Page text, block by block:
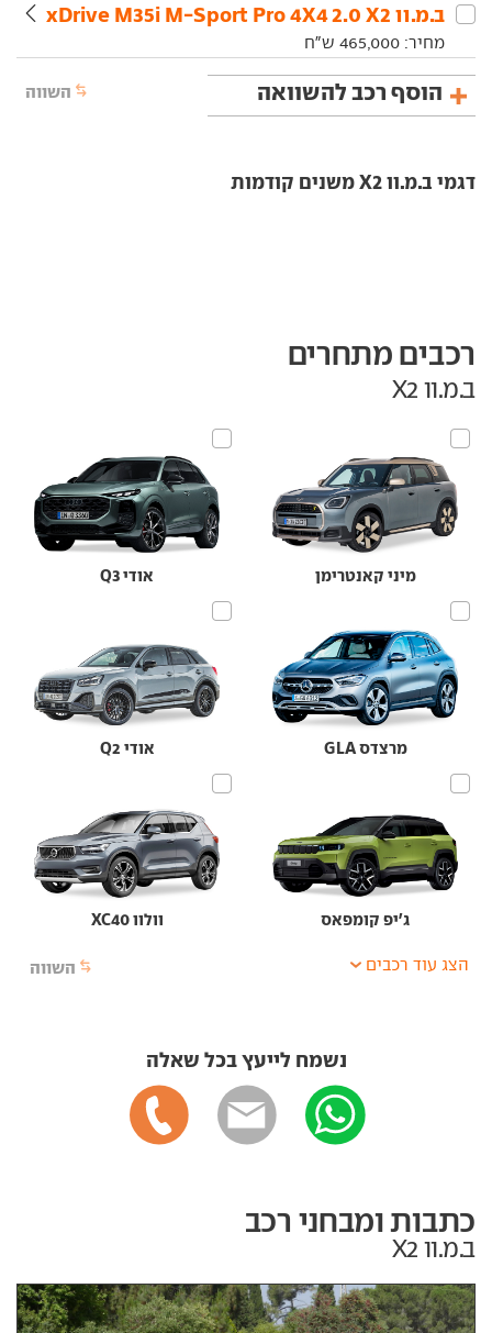
ב.מ.וו‏ X2‏ 2.0 xDrive M35i M-Sport Pro 4X4
מחיר: 465,000 ש"ח
הוסף רכב להשוואה השווה
דגמי ב.מ.וו X2 משנים קודמות
רכבים מתחרים
ב.מ.וו X2
מיני קאנטרימן אודי Q3
מרצדס GLA אודי Q2
ג'יפ קומפאס וולוו XC40
השווה הצג עוד רכבים
נשמח לייעץ בכל שאלה
כתבות ומבחני רכב
ב.מ.וו X2